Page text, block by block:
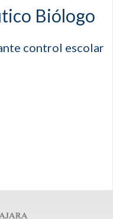
Biólogo
control escolar